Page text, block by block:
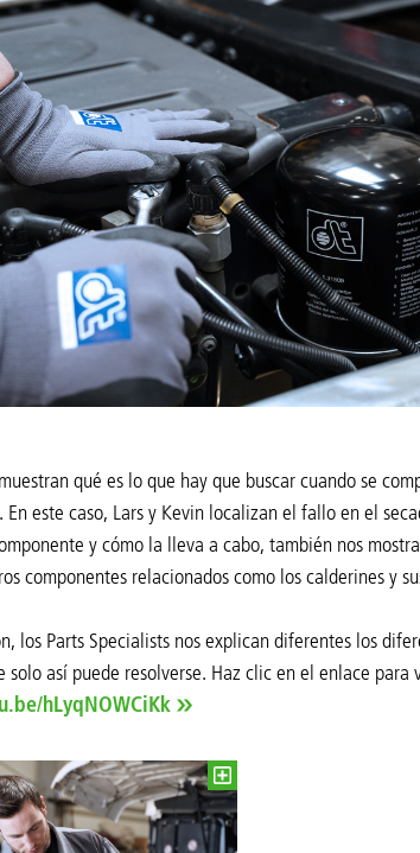
qué es lo que hay que buscar cuando se
este caso, Lars y Kevin localizan el fallo en el
y cómo la lleva a cabo, también nos
componentes relacionados como los calderines y
los Parts Specialists nos explican diferentes los
solo así puede resolverse. Haz clic en el enlace
hLyqNOWCiKk